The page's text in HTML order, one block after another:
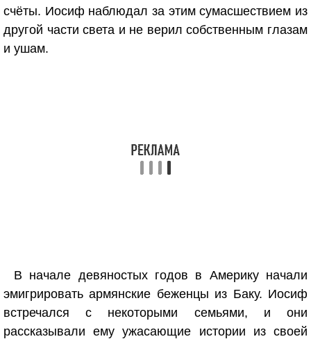
счёты. Иосиф наблюдал за этим сумасшествием из
другой части света и не верил собственным глазам
и ушам.
В начале девяностых годов в Америку начали
эмигрировать армянские беженцы из Баку. Иосиф
встречался с некоторыми семьями, и они
рассказывали ему ужасающие истории из своей